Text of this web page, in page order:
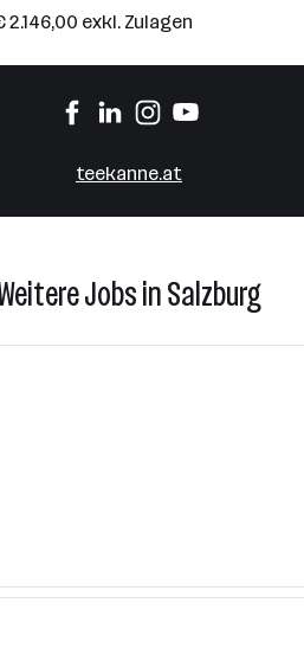
exkl. Zulagen
teekanne.at
Jobs in Salzburg